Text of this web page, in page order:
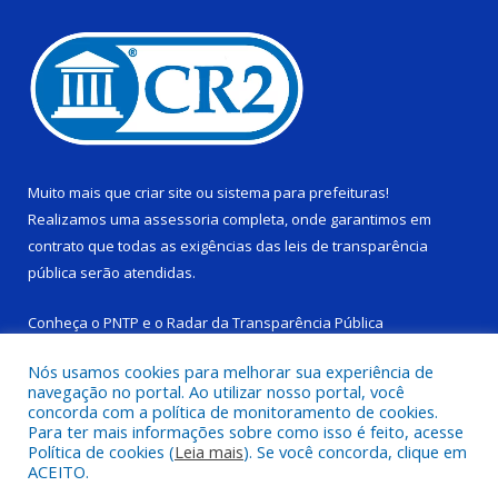
Muito mais que criar site ou sistema para prefeituras!
Realizamos uma assessoria completa, onde garantimos em
contrato que todas as exigências das leis de transparência
pública serão atendidas.
Conheça o PNTP e o Radar da Transparência Pública
Todos os direitos reservados a Câmara Municipal de Ponta de
Pedras.
Nós usamos cookies para melhorar sua experiência de
navegação no portal. Ao utilizar nosso portal, você
concorda com a política de monitoramento de cookies.
Para ter mais informações sobre como isso é feito, acesse
Política de cookies (Leia mais). Se você concorda, clique em
ACEITO.